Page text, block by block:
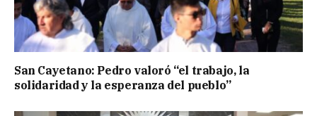
San Cayetano: Pedro valoró “el trabajo, la
solidaridad y la esperanza del pueblo”